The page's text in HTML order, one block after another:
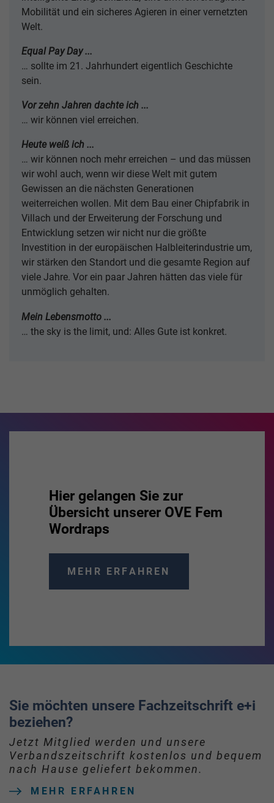
Mobilität und ein sicheres Agieren in einer vernetzten
Welt.
Equal Pay Day ...
… sollte im 21. Jahrhundert eigentlich Geschichte
sein.
Vor zehn Jahren dachte ich ...
… wir können viel erreichen.
Heute weiß ich ...
… wir können noch mehr erreichen – und das müssen
wir wohl auch, wenn wir diese Welt mit gutem
Gewissen an die nächsten Generationen
weiterreichen wollen. Mit dem Bau einer Chipfabrik in
Villach und der Erweiterung der Forschung und
Entwicklung setzen wir nicht nur die größte
Investition in der europäischen Halbleiterindustrie um,
wir stärken den Standort und die gesamte Region auf
viele Jahre. Vor ein paar Jahren hätten das viele für
unmöglich gehalten.
Mein Lebensmotto ...
… the sky is the limit, und: Alles Gute ist konkret.
Hier gelangen Sie zur
Übersicht unserer OVE Fem
Wordraps
MEHR ERFAHREN
Sie möchten unsere Fachzeitschrift e+i
beziehen?
Jetzt Mitglied werden und unsere
Verbandszeitschrift kostenlos und bequem
nach Hause geliefert bekommen.
MEHR ERFAHREN